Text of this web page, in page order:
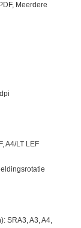
Meerdere
A4/LT LEF
SRA3, A3, A4,